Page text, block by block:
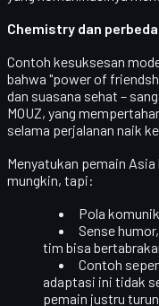
Chemistry dan
Contoh kesuksesan
bahwa "power of
dan suasana sehat –
MOUZ, yang
selama perjalanan naik
Menyatukan pemain
mungkin, tapi:
Pola
Sense
tim bisa
Contoh
adaptasi ini tidak
pemain justru